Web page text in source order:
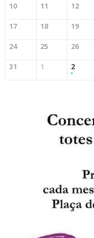
10 11 12
17 18 19
24 25 26
31 1 2